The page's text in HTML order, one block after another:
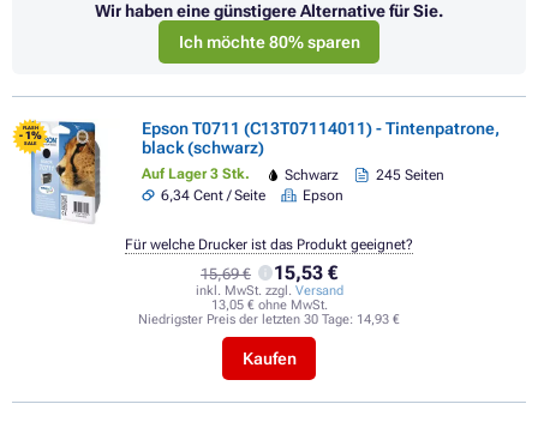
Wir haben eine günstigere Alternative für Sie.
Ich möchte 80% sparen
FLASH
- 1%
SALE
Epson T0711 (C13T07114011) - Tintenpatrone,
black (schwarz)
Auf Lager 3 Stk. Schwarz
245 Seiten
6,34 Cent / Seite
Epson
15,69 € 15,53 €
inkl. MwSt. zzgl. Versand
13,05 € ohne MwSt.
Niedrigster Preis der letzten 30 Tage: 14,93 €
Kaufen
Für welche Drucker ist das Produkt geeignet?